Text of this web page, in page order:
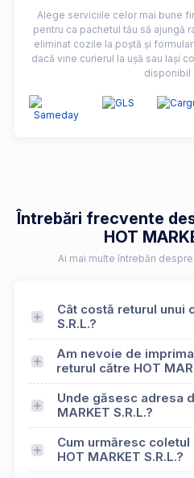
Alege serviciile celor mai bune
pentru ca pachetul tău să ajungă
eliminat cozile la poștă și
dacă vine curierul la ușă sau lași
disponibil
Întrebări frecvente
HOT
Ai mai multe întrebări
Cât costă returul unui
S.R.L.?
Am nevoie de
returul către HOT
Unde găsesc adresa
MARKET S.R.L.?
Cum urmăresc
HOT MARKET S.R.L.?